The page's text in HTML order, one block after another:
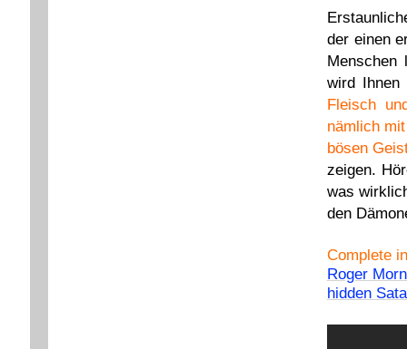
der einen
wird Ihnen
Fleisch
nämlich
bösen
zeigen.
was
den
Complete
Roger
hidden